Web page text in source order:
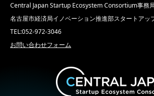
Central Japan Startup Ecosystem Consortium事務
名古屋市経済局イノベーション推進部スタートアッ
TEL:052-972-3046
お問い合わせフォーム